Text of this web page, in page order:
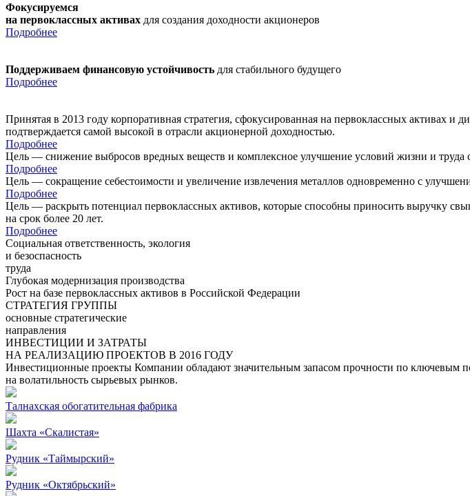
Фокусируемся
на первоклассных активах для создания доходности акционеров
Подробнее
Поддерживаем финансовую устойчивость для стабильного будущего
Подробнее
Принятая в 2013 году корпоративная стратегия, сфокусированная на первоклассных активах
подтверждается самой высокой в отрасли акционерной доходностью.
Подробнее
Цель — снижение выбросов вредных веществ и комплексное улучшение условий жизни и труда
Подробнее
Цель — сокращение себестоимости и увеличение извлечения металлов одновременно с
Подробнее
Цель — раскрыть потенциал первоклассных активов, которые способны приносить выручку
на срок более 20 лет.
Подробнее
Социальная ответственность, экология
и безоспасность
труда
Глубокая модернизация производства
Рост на базе первоклассных активов в Российской Федерации
СТРАТЕГИЯ ГРУППЫ
основные стратегические
направления
ИНВЕСТИЦИИ И ЗАТРАТЫ
НА РЕАЛИЗАЦИЮ ПРОЕКТОВ В 2016 ГОДУ
Инвестиционные проекты Компании обладают значительным запасом прочности по ключевым
на волатильность сырьевых рынков.
Талнахская обогатительная фабрика
Шахта «Скалистая»
Рудник «Таймырский»
Рудник «Октябрьский»